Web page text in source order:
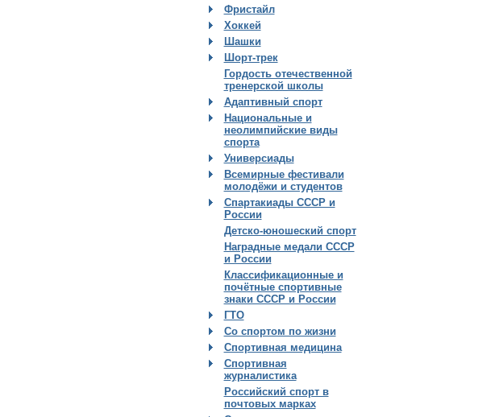
Фристайл
Хоккей
Шашки
Шорт-трек
Гордость отечественной
тренерской школы
Адаптивный спорт
Национальные и
неолимпийские виды
спорта
Универсиады
Всемирные фестивали
молодёжи и студентов
Спартакиады СССР и
России
Детско-юношеский спорт
Наградные медали СССР
и России
Классификационные и
почётные спортивные
знаки СССР и России
ГТО
Со спортом по жизни
Спортивная медицина
Спортивная
журналистика
Российский спорт в
почтовых марках